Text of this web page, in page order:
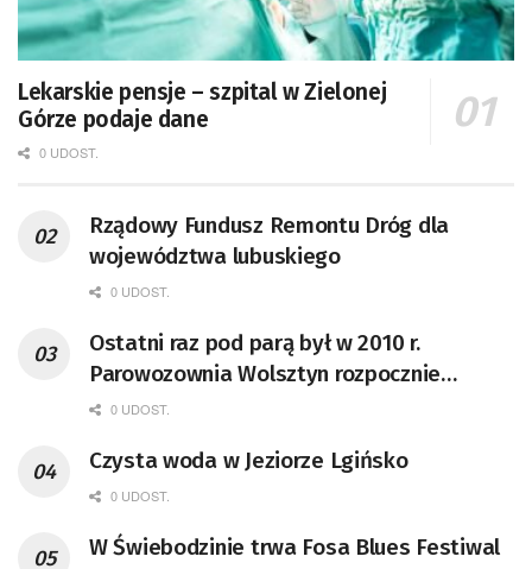
Lekarskie pensje – szpital w Zielonej
Górze podaje dane
0 UDOST.
Rządowy Fundusz Remontu Dróg dla
województwa lubuskiego
0 UDOST.
Ostatni raz pod parą był w 2010 r.
Parowozownia Wolsztyn rozpocznie
remont unikatowego Tr5-65
0 UDOST.
Czysta woda w Jeziorze Lgińsko
0 UDOST.
W Świebodzinie trwa Fosa Blues Festiwal